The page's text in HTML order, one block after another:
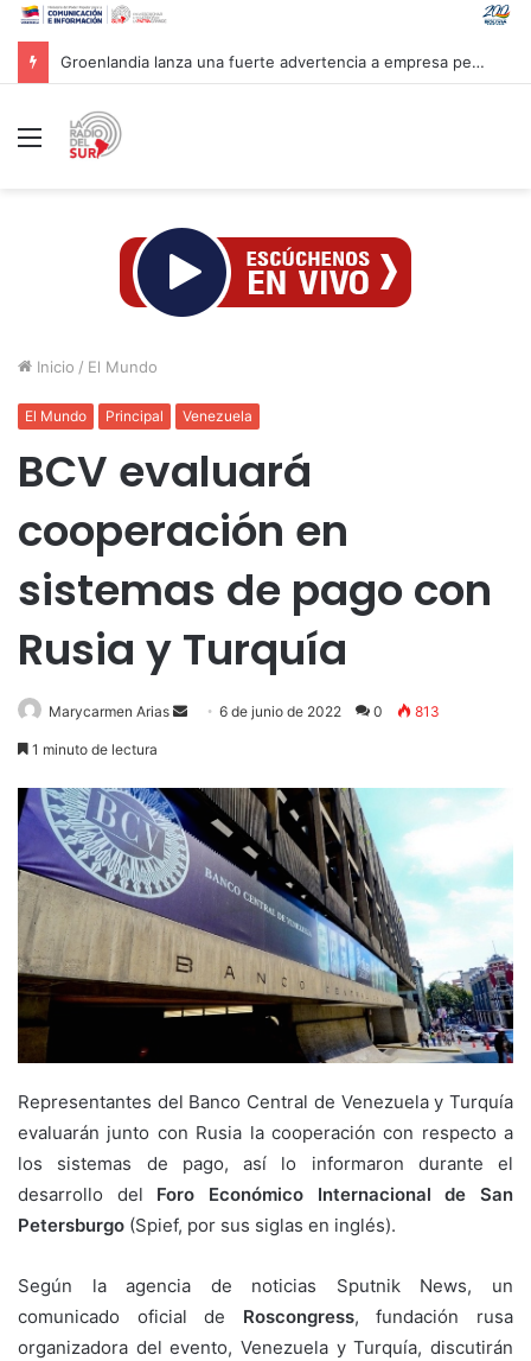
Groenlandia lanza una fuerte advertencia a empresa petrolera vinculada a Trump
Menú
Inicio / El Mundo
El Mundo Principal Venezuela
BCV evaluará
cooperación en
sistemas de pago con
Rusia y Turquía
Marycarmen Arias
Send6 de junio de 2022 0 813
1 minuto de lectura
Representantes del Banco Central de Venezuela y Turquía
evaluarán junto con Rusia la cooperación con respecto a
los sistemas de pago, así lo informaron durante el
desarrollo del Foro Económico Internacional de San
Petersburgo (Spief, por sus siglas en inglés).
Según la agencia de noticias Sputnik News, un
comunicado oficial de Roscongress, fundación rusa
organizadora del evento, Venezuela y Turquía, discutirán